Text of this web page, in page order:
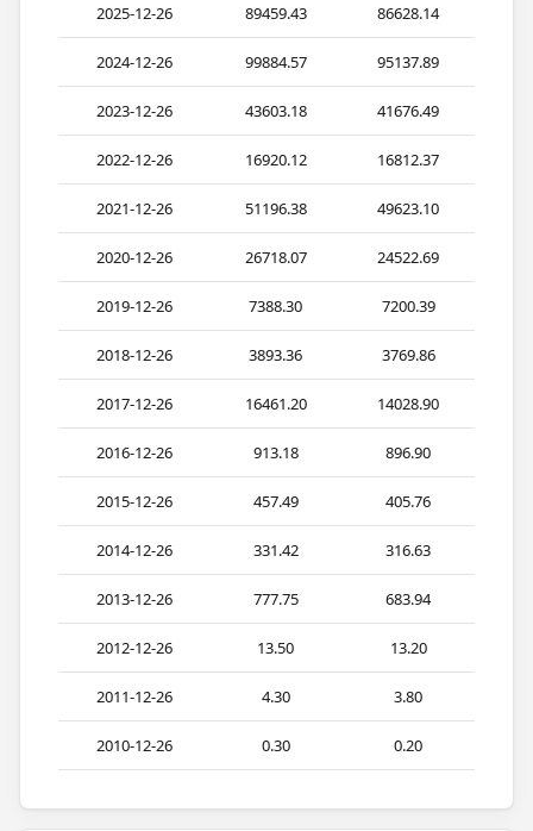
2025-12-26 89459.43 86628.14
2024-12-26 99884.57 95137.89
2023-12-26 43603.18 41676.49
2022-12-26 16920.12 16812.37
2021-12-26 51196.38 49623.10
2020-12-26 26718.07 24522.69
2019-12-26 7388.30 7200.39
2018-12-26 3893.36 3769.86
2017-12-26 16461.20 14028.90
2016-12-26 913.18 896.90
2015-12-26 457.49 405.76
2014-12-26 331.42 316.63
2013-12-26 777.75 683.94
2012-12-26 13.50 13.20
2011-12-26 4.30 3.80
2010-12-26 0.30 0.20